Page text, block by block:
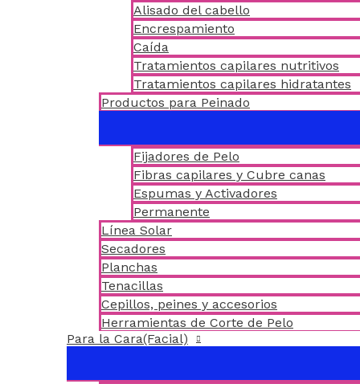
Alisado del cabello
Encrespamiento
Caída
Tratamientos capilares nutritivos
Tratamientos capilares hidratantes
Productos para Peinado
Fijadores de Pelo
Fibras capilares y Cubre canas
Espumas y Activadores
Permanente
Línea Solar
Secadores
Planchas
Tenacillas
Cepillos, peines y accesorios
Herramientas de Corte de Pelo
Para la Cara(Facial)